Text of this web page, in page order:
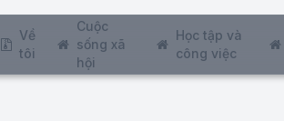
Về
tôi
Cuộc
sống xã
hội
Học tập và
công việc